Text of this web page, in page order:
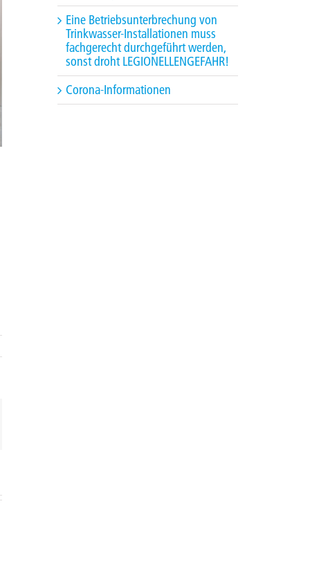
Eine Betriebsunterbrechung von
Trinkwasser-Installationen muss
fachgerecht durchgeführt werden,
sonst droht LEGIONELLENGEFAHR!
Corona-Informationen